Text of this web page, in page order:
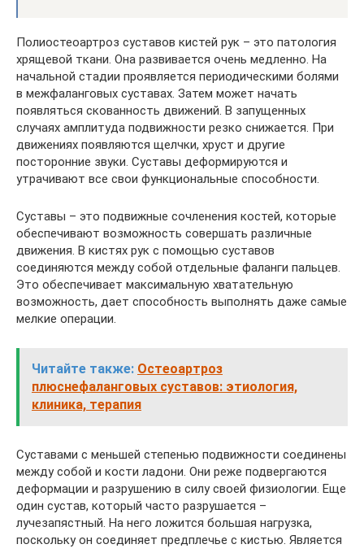
Полиостеоартроз суставов кистей рук – это патология
хрящевой ткани. Она развивается очень медленно. На
начальной стадии проявляется периодическими болями
в межфаланговых суставах. Затем может начать
появляться скованность движений. В запущенных
случаях амплитуда подвижности резко снижается. При
движениях появляются щелчки, хруст и другие
посторонние звуки. Суставы деформируются и
утрачивают все свои функциональные способности.
Суставы – это подвижные сочленения костей, которые
обеспечивают возможность совершать различные
движения. В кистях рук с помощью суставов
соединяются между собой отдельные фаланги пальцев.
Это обеспечивает максимальную хватательную
возможность, дает способность выполнять даже самые
мелкие операции.
Читайте также: Остеоартроз
плюснефаланговых суставов: этиология,
клиника, терапия
Суставами с меньшей степенью подвижности соединены
между собой и кости ладони. Они реже подвергаются
деформации и разрушению в силу своей физиологии. Еще
один сустав, который часто разрушается –
лучезапястный. На него ложится большая нагрузка,
поскольку он соединяет предплечье с кистью. Является